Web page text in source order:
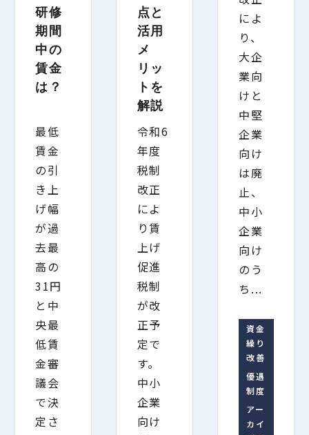
研修
期間
中の
賃金
は？
最低
賃金
の引
き上
げ幅
が過
去最
高の
31円
と中
央最
低賃
金審
議会
で決
定さ
点と
活用
メ
リッ
トを
解説
令和6
年度
税制
改正
によ
り賃
上げ
促進
税制
が改
正予
定で
す。
中小
企業
向け
によ
り、
大企
業向
けと
中堅
企業
向け
は廃
止、
中小
企業
向け
のう
ち...
資金
繰り
改善
優遇
制度
アー
カイ